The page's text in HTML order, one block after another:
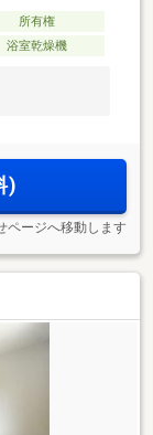
所有権
浴室乾燥機
)
ページへ移動します